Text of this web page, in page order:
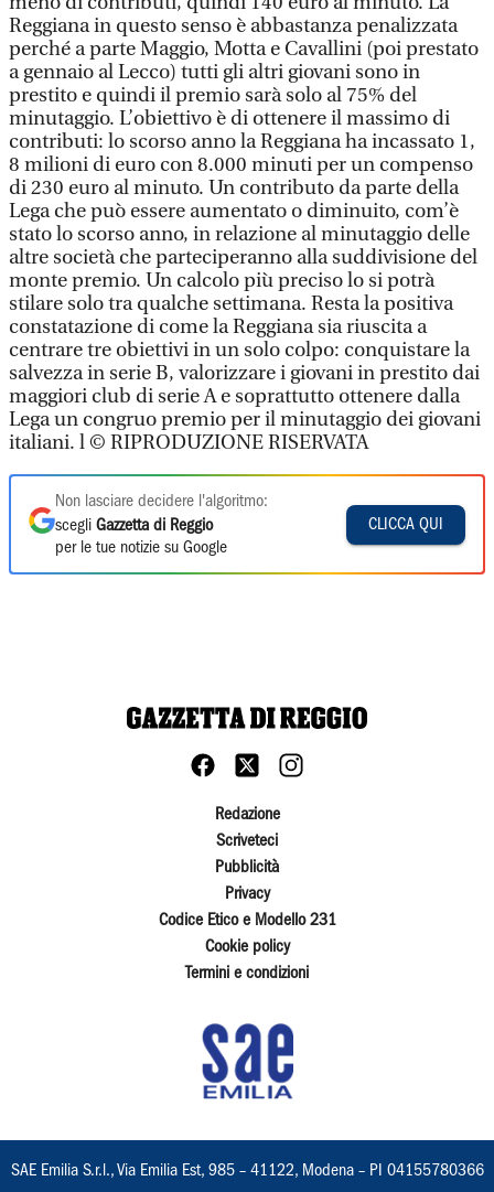
Reggiana in questo senso è abbastanza penalizzata
perché a parte Maggio, Motta e Cavallini (poi prestato
a gennaio al Lecco) tutti gli altri giovani sono in
prestito e quindi il premio sarà solo al 75% del
minutaggio. L’obiettivo è di ottenere il massimo di
contributi: lo scorso anno la Reggiana ha incassato 1,
8 milioni di euro con 8.000 minuti per un compenso
di 230 euro al minuto. Un contributo da parte della
Lega che può essere aumentato o diminuito, com’è
stato lo scorso anno, in relazione al minutaggio delle
altre società che parteciperanno alla suddivisione del
monte premio. Un calcolo più preciso lo si potrà
stilare solo tra qualche settimana. Resta la positiva
constatazione di come la Reggiana sia riuscita a
centrare tre obiettivi in un solo colpo: conquistare la
salvezza in serie B, valorizzare i giovani in prestito dai
maggiori club di serie A e soprattutto ottenere dalla
Lega un congruo premio per il minutaggio dei giovani
italiani. l © RIPRODUZIONE RISERVATA
Non lasciare decidere l'algoritmo:
scegli Gazzetta di Reggio
per le tue notizie su Google
CLICCA QUI
Redazione
Scriveteci
Pubblicità
Privacy
Codice Etico e Modello 231
Cookie policy
Termini e condizioni
SAE Emilia S.r.l., Via Emilia Est, 985 – 41122, Modena – PI 04155780366